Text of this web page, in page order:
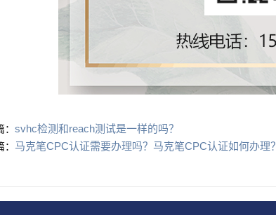
： svhc检测和reach测试是一样的吗？
马克笔CPC认证需要办理吗？马克笔CPC认证如何办理？